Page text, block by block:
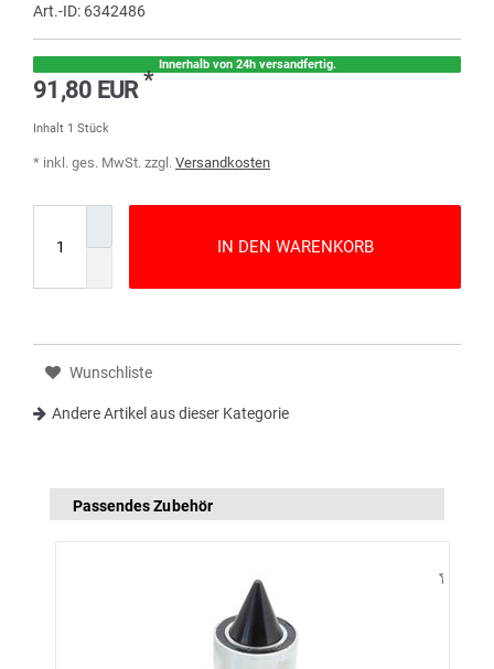
Art.-ID: 6342486
Innerhalb von 24h versandfertig.
91,80 EUR*
Inhalt 1 Stück
* inkl. ges. MwSt. zzgl. Versandkosten
IN DEN WARENKORB
Wunschliste
Andere Artikel aus dieser Kategorie
Passendes Zubehör